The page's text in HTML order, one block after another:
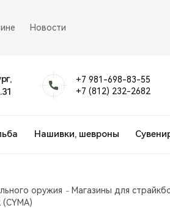
Новости
+7 981-698-83-55
+7 (812) 232-2682
Нашивки, шевроны
оружия
Магазины для